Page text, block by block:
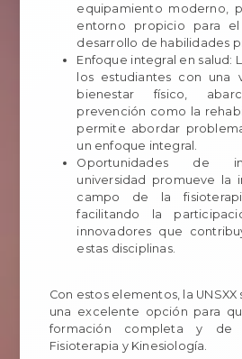
equipamiento moderno,
entorno propicio para
desarrollo de habilidades
Enfoque integral en salud:
los estudiantes con una
bienestar físico,
prevención como la
permite abordar
un enfoque integral.
Oportunidades de
universidad promueve la
campo de la
facilitando la
innovadores que
estas disciplinas.
Con estos elementos, la
una excelente opción para
formación completa y de
Fisioterapia y Kinesiología.